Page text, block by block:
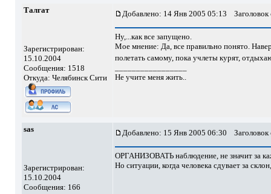
Талгат
Зарегистрирован:
15.10.2004
Сообщения: 1518
Откуда: Челябинск Сити
Добавлено: 14 Янв 2005 05:13
Ну,...как все запущено.
Мое мнение: Да, все правильно понято.
полетать самому, пока учлеты курят,
Не учите меня жить..
sas
Зарегистрирован:
15.10.2004
Сообщения: 166
Добавлено: 15 Янв 2005 06:30
ОРГАНИЗОВАТЬ наблюдение, не значит за
Но ситуации, когда человека сдувает за